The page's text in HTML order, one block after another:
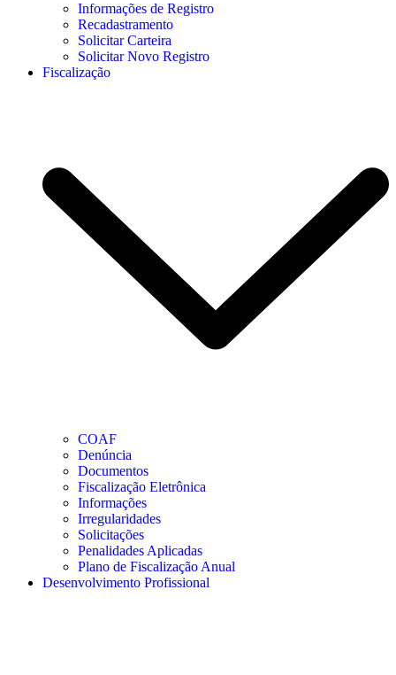
Informações de Registro
Recadastramento
Solicitar Carteira
Solicitar Novo Registro
Fiscalização
COAF
Denúncia
Documentos
Fiscalização Eletrônica
Informações
Irregularidades
Solicitações
Penalidades Aplicadas
Plano de Fiscalização Anual
Desenvolvimento Profissional